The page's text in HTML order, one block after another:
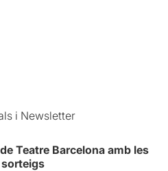
i Newsletter
Teatre Barcelona amb les